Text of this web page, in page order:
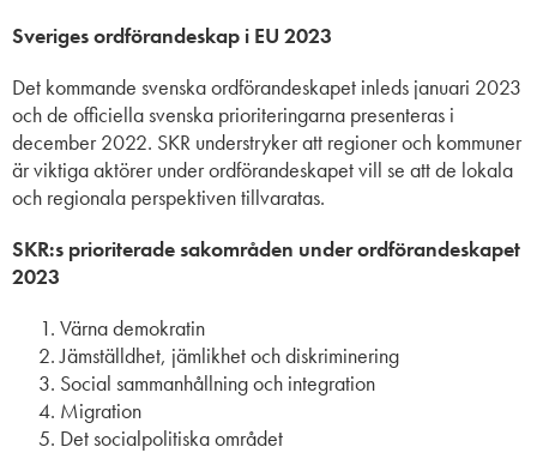
Sveriges ordförandeskap i EU 2023
Det kommande svenska ordförandeskapet inleds januari 2023
och de officiella svenska prioriteringarna presenteras i
december 2022. SKR understryker att regioner och kommuner
är viktiga aktörer under ordförandeskapet vill se att de lokala
och regionala perspektiven tillvaratas.
SKR:s prioriterade sakområden under ordförandeskapet
2023
Värna demokratin
Jämställdhet, jämlikhet och diskriminering
Social sammanhållning och integration
Migration
Det socialpolitiska området